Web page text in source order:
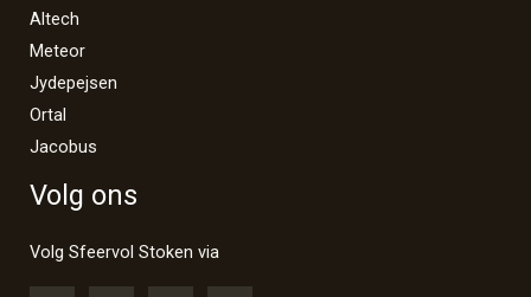
Altech
Meteor
Jydepejsen
Ortal
Jacobus
Volg ons
Volg Sfeervol Stoken via